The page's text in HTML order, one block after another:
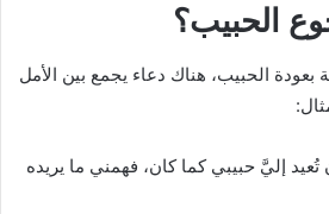
الحبيب؟
الحبيب، هناك دعاء يجمع بين الأمل
تُعيد إليَّ حبيبي كما كان، فهمني ما يريده